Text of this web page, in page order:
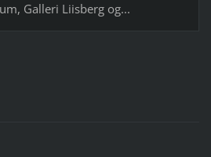
Galleri Liisberg og...